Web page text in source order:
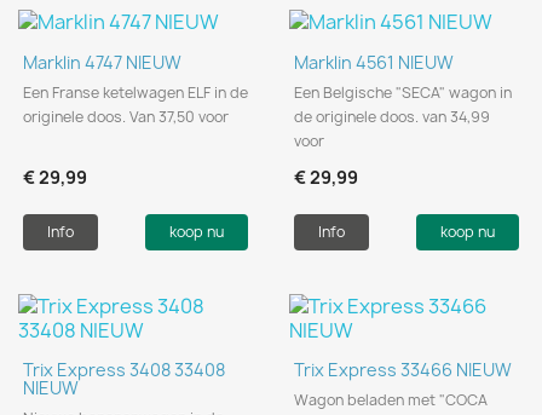
Marklin 4747 NIEUW
Een Franse ketelwagen ELF in de
originele doos. Van 37,50 voor
€ 29,99
Info koop nu
Marklin 4561 NIEUW
Een Belgische "SECA" wagon in
de originele doos. van 34,99
voor
€ 29,99
Info koop nu
Trix Express 3408 33408
NIEUW
Trix Express 33466 NIEUW
Wagon beladen met "COCA